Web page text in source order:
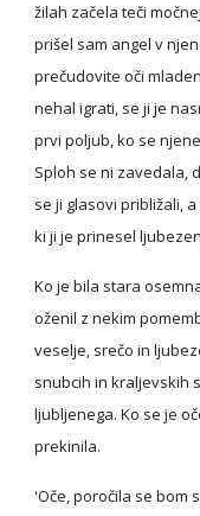
žilah začela teči
prišel sam angel v
prečudovite oči
nehal igrati, se ji je
prvi poljub, ko se
Sploh se ni zavedala,
se ji glasovi približali,
ki ji je prinesel
Ko je bila stara
oženil z nekim
veselje, srečo in
snubcih in kraljevskih
ljubljenega. Ko se je
prekinila.
'Oče, poročila se bom